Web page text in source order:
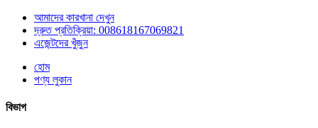
আমাদের কারখানা দেখুন
দ্রুত প্রতিক্রিয়া: 008618167069821
এজেন্টদের খুঁজুন
হোম
পণ্য লুকান
বিভাগ